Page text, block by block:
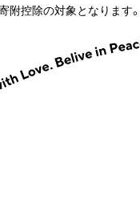
附控除の対象となります。